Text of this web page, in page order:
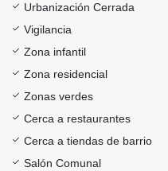
Urbanización Cerrada
Vigilancia
Zona infantil
Zona residencial
Zonas verdes
Cerca a restaurantes
Cerca a tiendas de barrio
Salón Comunal